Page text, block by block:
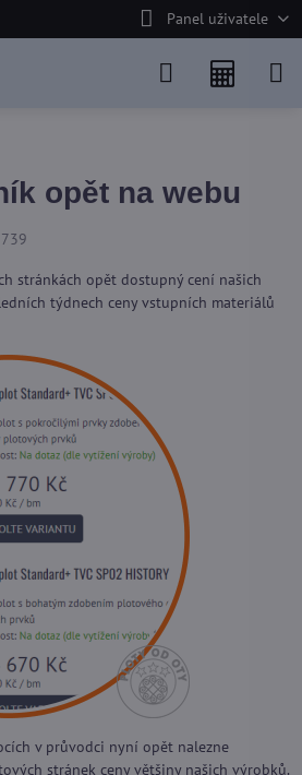
Panel uživatele
opět na webu
739
stránkách opět dostupný cení našich
týdnech ceny vstupních materiálů
v průvodci nyní opět nalezne
stránek ceny většiny našich výrobků.